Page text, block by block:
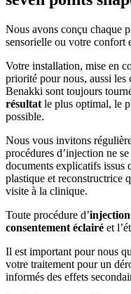
Nous avons conçu chaque
sensorielle ou votre confort
Votre installation, mise en
priorité pour nous, aussi les
Benakki sont toujours
résultat le plus optimal, le
possible.
Nous vous invitons
procédures d’injection ne
documents explicatifs issus
plastique et reconstructrice
visite à la clinique.
Toute procédure d’injection
consentement éclairé et
Il est important pour nous
votre traitement pour un
informés des effets